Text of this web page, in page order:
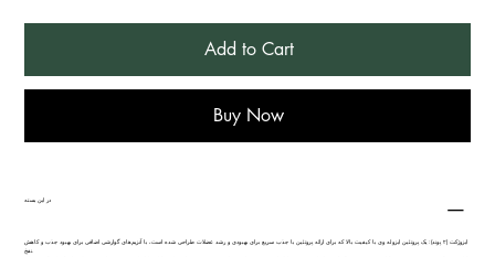
Add to Cart
Buy Now
در این بسته
ایزوژکت (۲ پوند): یک پروتئین ایزوله وی با کیفیت بالا که برای ارائه پروتئین با جذب سریع برای بهبودی و رشد عضلات طراحی شده است، با آنزیم‌های گوارشی اضافی برای بهبود جذب و کاهش
نفخ.